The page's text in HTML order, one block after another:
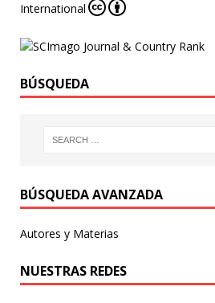
International
BÚSQUEDA
BÚSQUEDA AVANZADA
Autores y Materias
NUESTRAS REDES